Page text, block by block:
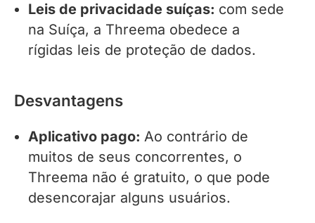
Leis de privacidade suíças: com sede
na Suíça, a Threema obedece a
rígidas leis de proteção de dados.
Desvantagens
Aplicativo pago: Ao contrário de
muitos de seus concorrentes, o
Threema não é gratuito, o que pode
desencorajar alguns usuários.